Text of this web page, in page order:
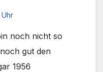
Uhr
noch nicht so
gut den
1956